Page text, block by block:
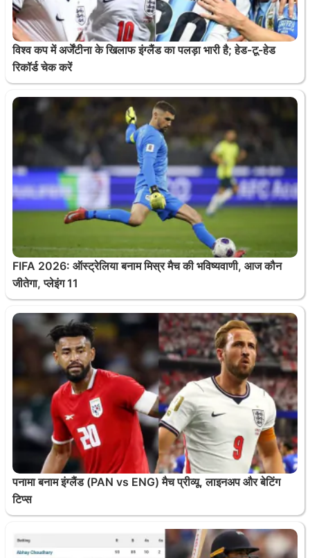
विश्व कप में अर्जेंटीना के खिलाफ इंग्लैंड का पलड़ा भारी है; हेड-टू-हेड
रिकॉर्ड चेक करें
FIFA 2026: ऑस्ट्रेलिया बनाम मिस्र मैच की भविष्यवाणी, आज कौन
जीतेगा, प्लेइंग 11
पनामा बनाम इंग्लैंड (PAN vs ENG) मैच प्रीव्यू, लाइनअप और बेटिंग
टिप्स